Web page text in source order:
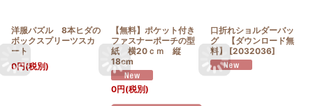
洋服パズル 8本ヒダの
ボックスプリーツスカ
ート
0円(税別)
【無料】ポケット付き
ファスナーポーチの型
紙 横20ｃｍ 縦
18cm
0円(税別)
口折れショルダーバッ
グ 【ダウンロード無
料】
[2032036]